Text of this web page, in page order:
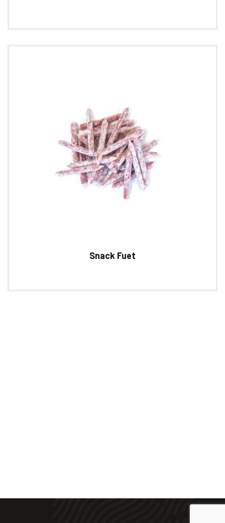
Snack Fuet